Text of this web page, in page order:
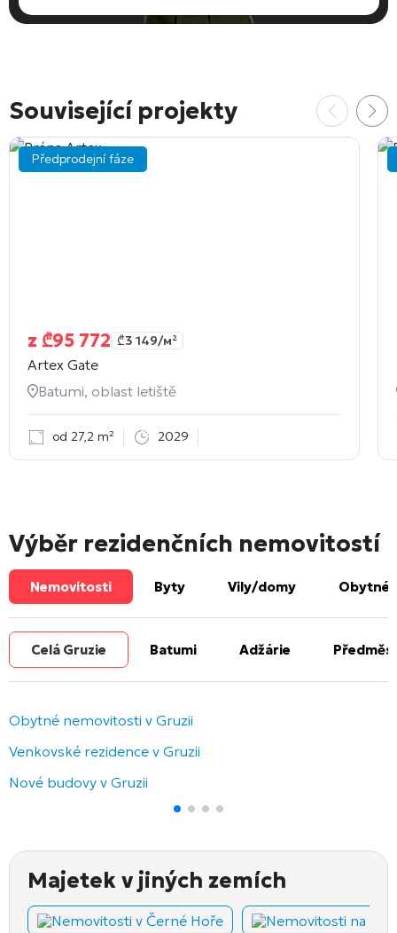
Související projekty
Předprodejní fáze
z ₾95 772 ₾3 149/м²
Artex Gate
Batumi, oblast letiště
od 27,2 m² 2029
Výběr rezidenčních nemovitostí
Nemovitosti Byty Vily/domy Obytné
Celá Gruzie Batumi Adžárie
Obytné nemovitosti v Gruzii
Venkovské rezidence v Gruzii
Nové budovy v Gruzii
Majetek v jiných zemích
Nemovitosti v Černé Hoře Nemovitosti na